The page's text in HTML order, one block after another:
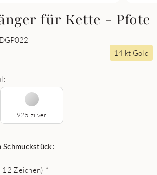
für Kette - Pfote
14 kt Gold
925 zilver
12 Zeichen) *